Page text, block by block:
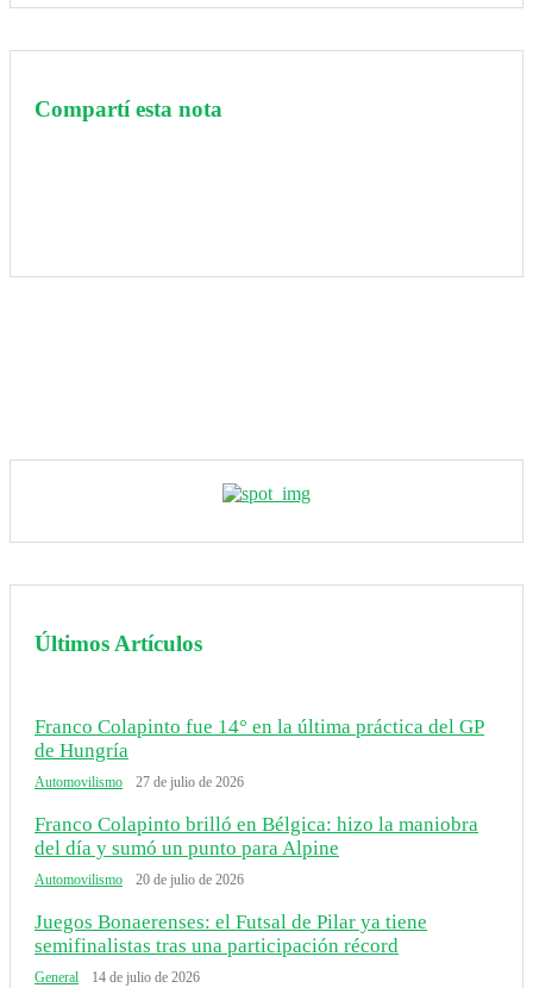
Compartí esta nota
Últimos Artículos
Franco Colapinto fue 14° en la última práctica del GP
de Hungría
Automovilismo 27 de julio de 2026
Franco Colapinto brilló en Bélgica: hizo la maniobra
del día y sumó un punto para Alpine
Automovilismo 20 de julio de 2026
Juegos Bonaerenses: el Futsal de Pilar ya tiene
semifinalistas tras una participación récord
General 14 de julio de 2026